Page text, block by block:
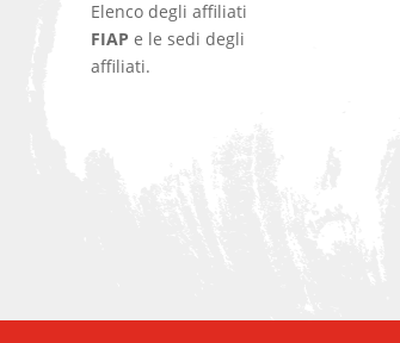
Elenco degli affiliati
FIAP e le sedi degli
affiliati.